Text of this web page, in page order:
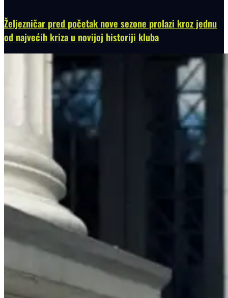
Željezničar pred početak nove sezone prolazi kroz jednu
od najvećih kriza u novijoj historiji kluba